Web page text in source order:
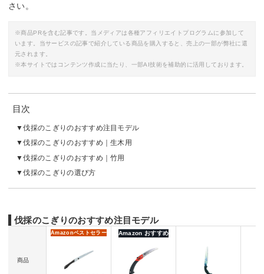
さい。
※商品PRを含む記事です。当メディアは各種アフィリエイトプログラムに参加して
います。当サービスの記事で紹介している商品を購入すると、売上の一部が弊社に還
元されます。
※本サイトではコンテンツ作成に当たり、一部AI技術を補助的に活用しております。
目次
伐採のこぎりのおすすめ注目モデル
伐採のこぎりのおすすめ｜生木用
伐採のこぎりのおすすめ｜竹用
伐採のこぎりの選び方
伐採のこぎりのおすすめ注目モデル
商品
Amazonベストセラー Amazon おすすめ